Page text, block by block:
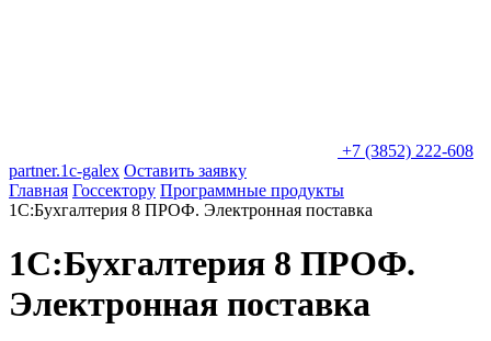
+7 (3852) 222-608
partner.1c-galex Оставить заявку
Главная Госсектору Программные продукты
1С:Бухгалтерия 8 ПРОФ. Электронная поставка
1С:Бухгалтерия 8 ПРОФ.
Электронная поставка